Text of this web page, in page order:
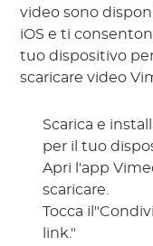
video sono
iOS e ti
tuo dispositivo
scaricare video
Scarica e
per il tuo
Apri l'app
scaricare.
Tocca
link."